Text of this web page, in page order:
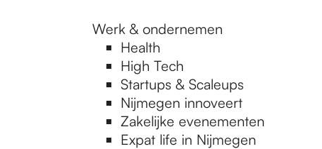
Werk & ondernemen
Health
High Tech
Startups & Scaleups
Nijmegen innoveert
Zakelijke evenementen
Expat life in Nijmegen